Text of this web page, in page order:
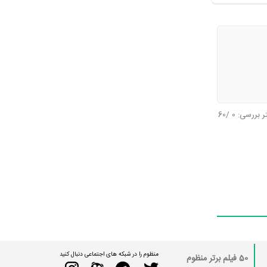
بررسی: 0
/60
50 فیلم برتر منظوم منظوم را در شبکه های اجتماعی دنبال کنید